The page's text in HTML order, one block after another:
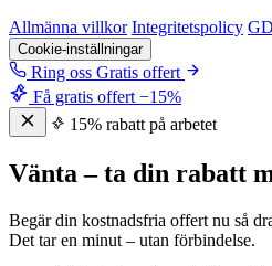
Allmänna villkor Integritetspolicy
Cookie-inställningar
Ring oss Gratis offert
Få gratis offert −15%
15% rabatt på arbetet
Vänta – ta din rabatt
Begär din kostnadsfria offert nu så
Det tar en minut – utan förbindelse.